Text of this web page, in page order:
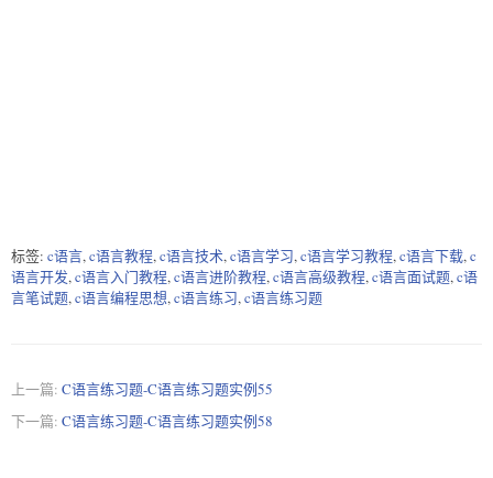
标签: c语言, c语言教程, c语言技术, c语言学习, c语言学习教程, c语言下载, c
语言开发, c语言入门教程, c语言进阶教程, c语言高级教程, c语言面试题, c语
言笔试题, c语言编程思想, c语言练习, c语言练习题
上一篇: C语言练习题-C语言练习题实例55
下一篇: C语言练习题-C语言练习题实例58